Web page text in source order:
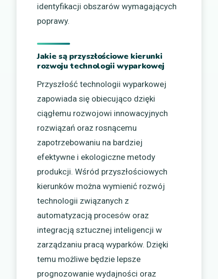
identyfikacji obszarów wymagających
poprawy.
Jakie są przyszłościowe kierunki
rozwoju technologii wyparkowej
Przyszłość technologii wyparkowej
zapowiada się obiecująco dzięki
ciągłemu rozwojowi innowacyjnych
rozwiązań oraz rosnącemu
zapotrzebowaniu na bardziej
efektywne i ekologiczne metody
produkcji. Wśród przyszłościowych
kierunków można wymienić rozwój
technologii związanych z
automatyzacją procesów oraz
integracją sztucznej inteligencji w
zarządzaniu pracą wyparków. Dzięki
temu możliwe będzie lepsze
prognozowanie wydajności oraz